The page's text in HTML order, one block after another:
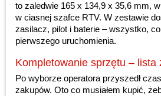
to zaledwie 165 x 134,9 x 35,6 mm,
w ciasnej szafce RTV. W zestawie
zasilacz, pilot i baterie – wszystko,
pierwszego uruchomienia.
Kompletowanie sprzętu – lista
Po wyborze operatora przyszedł
zakupów. Oto co musiałem kupić,